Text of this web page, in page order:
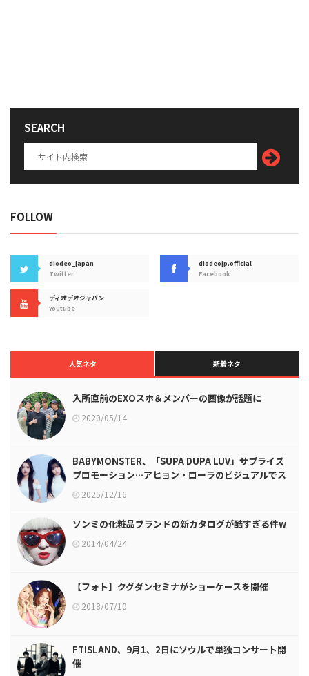
SEARCH
FOLLOW
diodeo_japan
Twitter
diodeojp.official
Facebook
ディオデオジャパン
Youtube
人気ネタ 新着ネタ
入所直前のEXOスホ＆メンバーの画像が話題に
2020/05/14
BABYMONSTER、「SUPA DUPA LUV」サプライズ
プロモーション…アヒョン・ローラのビジュアルでス
タート！
2025/12/16
ソンミの化粧品ブランドの新カタログが酷すぎる件w
2014/04/24
【フォト】クグダンセミナがショーケースを開催
2018/07/10
FTISLAND、9月1、2日にソウルで単独コンサート開
催